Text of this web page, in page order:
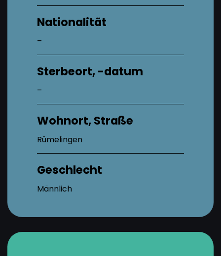
Nationalität
–
Sterbeort, -datum
–
Wohnort, Straße
Rümelingen
Geschlecht
Männlich